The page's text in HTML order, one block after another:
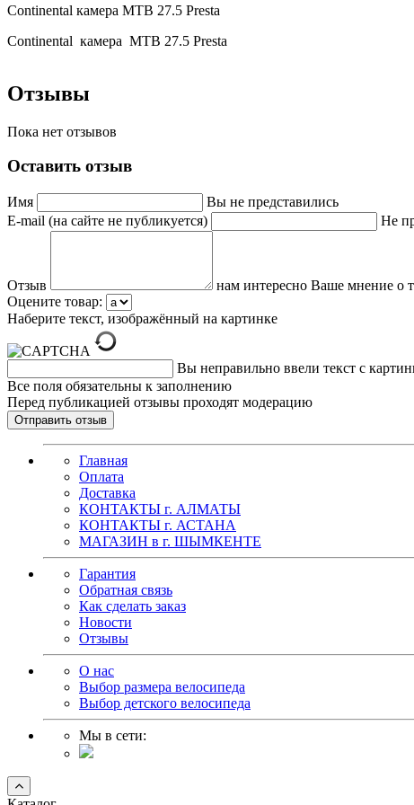
Continental камера MTB 27.5 Presta
Continental камера MTB 27.5 Presta
Отзывы
Пока нет отзывов
Оставить отзыв
Имя
Вы не представились
E-mail (на сайте не публикуется)
Не
Отзыв
нам интересно Ваше мнение о
Оцените товар:
Наберите текст, изображённый на картинке
Вы неправильно ввели текст с
Все поля обязательны к заполнению
Перед публикацией отзывы проходят модерацию
Главная
Оплата
Доставка
КОНТАКТЫ г. АЛМАТЫ
КОНТАКТЫ г. АСТАНА
МАГАЗИН в г. ШЫМКЕНТЕ
Гарантия
Обратная связь
Как сделать заказ
Новости
Отзывы
О нас
Выбор размера велосипеда
Выбор детского велосипеда
Мы в сети: